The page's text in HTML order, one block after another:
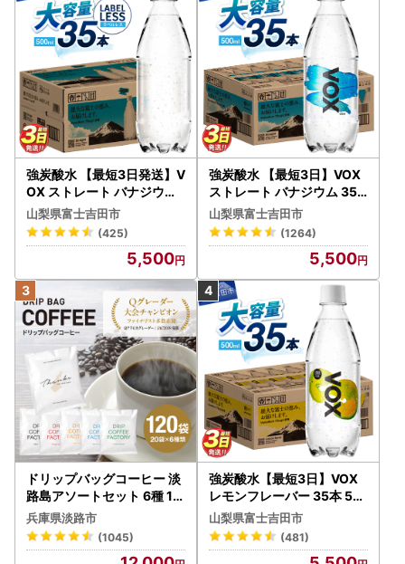
強炭酸水 【最短3日発送】V
OX ストレート バナジウム
強炭酸水 35本 500ml ラベ
ルレス【富士吉田市限定カ
ートン】 炭酸
山梨県富士吉田市
(425)
5,500
強炭酸水 【最短3日】VOX
ストレート バナジウム 35
本 500ml 【富士吉田市限
定カートン】炭酸
山梨県富士吉田市
(1264)
5,500
ドリップバッグコーヒー 淡
路島アソートセット 6種 12
0袋 飲み比べ コーヒー
兵庫県淡路市
(1045)
強炭酸水【最短3日】VOX
レモンフレーバー 35本 50
0ml 【富士吉田市限定カー
トン】炭酸
山梨県富士吉田市
(481)